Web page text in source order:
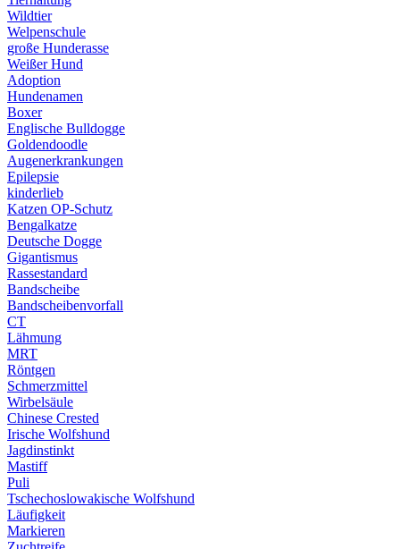
Wildtier
Welpenschule
große Hunderasse
Weißer Hund
Adoption
Hundenamen
Boxer
Englische Bulldogge
Goldendoodle
Augenerkrankungen
Epilepsie
kinderlieb
Katzen OP-Schutz
Bengalkatze
Deutsche Dogge
Gigantismus
Rassestandard
Bandscheibe
Bandscheibenvorfall
CT
Lähmung
MRT
Röntgen
Schmerzmittel
Wirbelsäule
Chinese Crested
Irische Wolfshund
Jagdinstinkt
Mastiff
Puli
Tschechoslowakische Wolfshund
Läufigkeit
Markieren